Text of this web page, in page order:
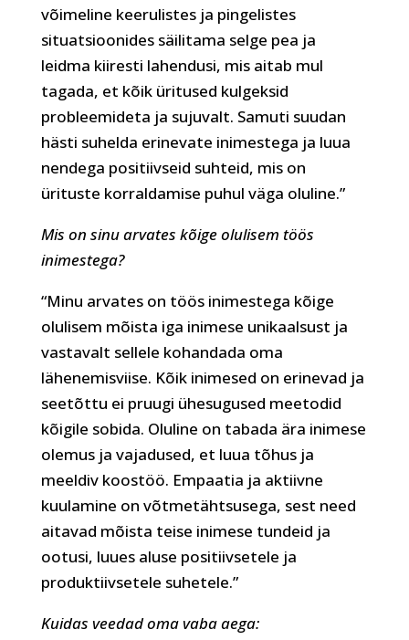
võimeline keerulistes ja pingelistes
situatsioonides säilitama selge pea ja
leidma kiiresti lahendusi, mis aitab mul
tagada, et kõik üritused kulgeksid
probleemideta ja sujuvalt. Samuti suudan
hästi suhelda erinevate inimestega ja luua
nendega positiivseid suhteid, mis on
ürituste korraldamise puhul väga oluline.”
Mis on sinu arvates kõige olulisem töös
inimestega?
“Minu arvates on töös inimestega kõige
olulisem mõista iga inimese unikaalsust ja
vastavalt sellele kohandada oma
lähenemisviise. Kõik inimesed on erinevad ja
seetõttu ei pruugi ühesugused meetodid
kõigile sobida. Oluline on tabada ära inimese
olemus ja vajadused, et luua tõhus ja
meeldiv koostöö. Empaatia ja aktiivne
kuulamine on võtmetähtsusega, sest need
aitavad mõista teise inimese tundeid ja
ootusi, luues aluse positiivsetele ja
produktiivsetele suhetele.”
Kuidas veedad oma vaba aega: